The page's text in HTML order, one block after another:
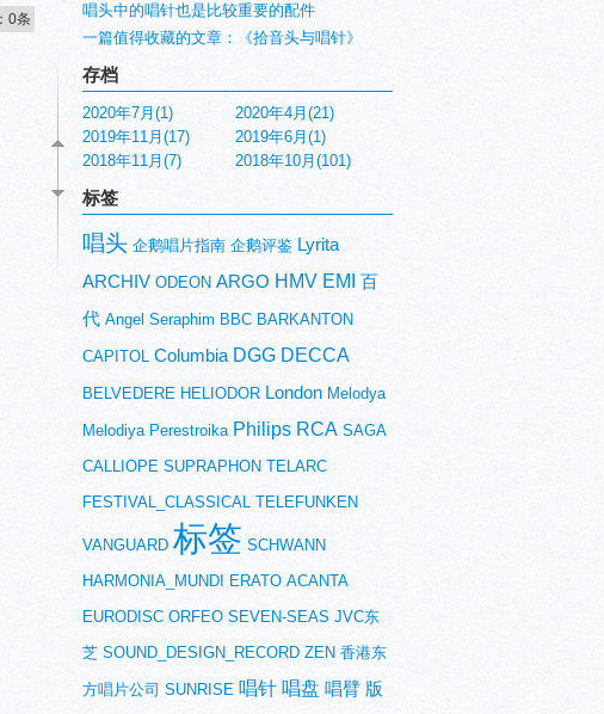
0条
唱头中的唱针也是比较重要的配件
一篇值得收藏的文章：《拾音头与唱针》
存档
2020年7月(1)
2020年4月(21)
2019年11月(17)
2019年6月(1)
2018年11月(7)
2018年10月(101)
标签
唱头 企鹅唱片指南 企鹅评鉴 Lyrita
ARCHIV ODEON ARGO HMV EMI
百
代 Angel Seraphim BBC BARKANTON
CAPITOL Columbia DGG DECCA
BELVEDERE HELIODOR London Melodya
Melodiya Perestroika Philips RCA SAGA
CALLIOPE SUPRAPHON TELARC
FESTIVAL_CLASSICAL TELEFUNKEN
VANGUARD 标签 SCHWANN
HARMONIA_MUNDI
ERATO ACANTA
EURODISC ORFEO SEVEN-SEAS JVC东
芝 SOUND_DESIGN_RECORD ZEN 香港东
方唱片公司 SUNRISE 唱针 唱盘 唱臂 版